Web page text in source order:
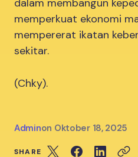
dalam membangun
memperkuat ekonomi
mempererat ikatan
sekitar.
(Chky).
Adminon Oktober 18, 2025
SHARE